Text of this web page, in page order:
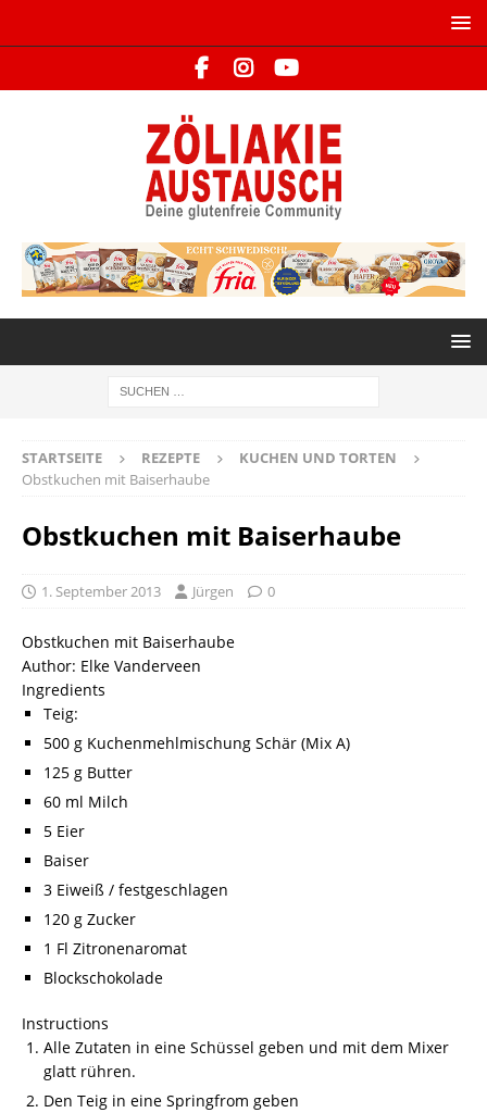
STARTSEITE REZEPTE
KUCHEN UND TORTEN
Obstkuchen mit Baiserhaube
Obstkuchen mit Baiserhaube
1. September 2013 Jürgen 0
Obstkuchen mit Baiserhaube
Author: Elke Vanderveen
Ingredients
Teig:
500 g Kuchenmehlmischung Schär (Mix A)
125 g Butter
60 ml Milch
5 Eier
Baiser
3 Eiweiß / festgeschlagen
120 g Zucker
1 Fl Zitronenaromat
Blockschokolade
Instructions
Alle Zutaten in eine Schüssel geben und mit dem Mixer
glatt rühren.
Den Teig in eine Springfrom geben